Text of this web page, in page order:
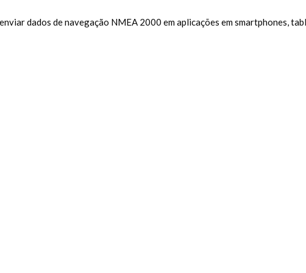
dados de navegação NMEA 2000 em aplicações em smartphones,